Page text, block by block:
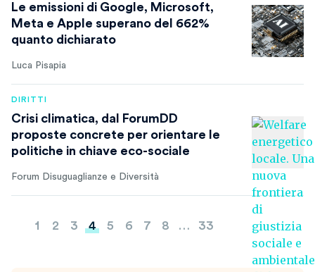
Le emissioni di Google, Microsoft,
Meta e Apple superano del 662%
quanto dichiarato
Luca Pisapia
DIRITTI
Crisi climatica, dal ForumDD
proposte concrete per orientare le
politiche in chiave eco-sociale
Forum Disuguaglianze e Diversità
Paginazione
1 2 3 4 5 6 7 8 … 33